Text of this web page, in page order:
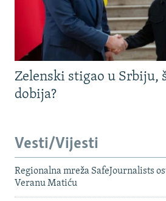
Zelenski stigao u Srbiju,
dobija?
Vesti/Vijesti
Regionalna mreža SafeJournalists
Veranu Matiću